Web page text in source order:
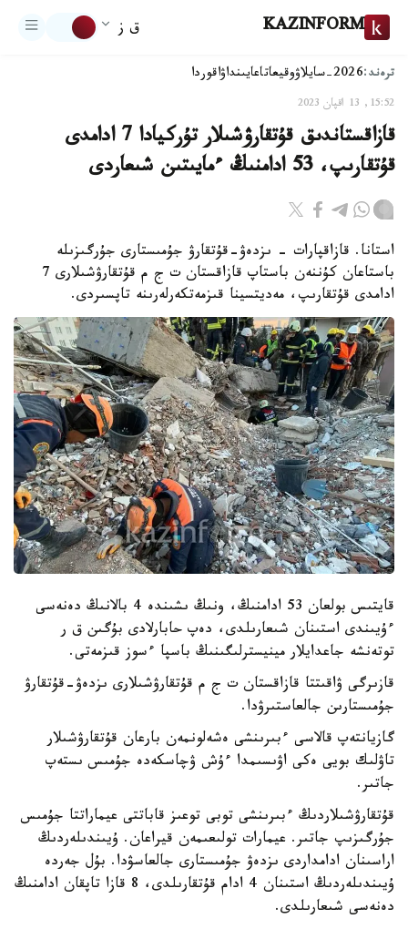
KAZINFORM ق ز
ترەند:2026-سايلاۋ وقيعاتاعايىنداۋاقوردا
15:52, 13 اقپان 2023
قازاقستاندىق قۇتقارۋشىلار تۇركيادا 7 ادامدى
قۇتقارىپ، 53 ادامنىڭ ءمايىتىن شىعاردى
استانا. قازاقپارات - ىزدەۋ-قۇتقارۋ جۇمىستارى جۇرگىزىلە
باستاعان كۇننەن باستاپ قازاقستان ت ج م قۇتقارۋشىلارى 7
ادامدى قۇتقارىپ، مەديتسينا قىزمەتكەرلەرىنە تاپسىردى.
قايتىس بولعان 53 ادامنىڭ، ونىڭ ىشىندە 4 بالانىڭ دەنەسى
ءۇيىندى استىنان شىعارىلدى، دەپ حابارلادى بۇگىن ق ر
توتەنشە جاعدايلار مينيسترلىگىنىڭ باسپا ءسوز قىزمەتى.
قازىرگى ۋاقىتتا قازاقستان ت ج م قۇتقارۋشىلارى ىزدەۋ-قۇتقارۋ
جۇمىستارىن جالعاستىرۋدا.
گازيانتەپ قالاسى ءبىرىنشى ەشەلونمەن بارعان قۇتقارۋشىلار
تاۋلىك بويى ەكى اۋىسىمدا ءۇش ۋچاسكەدە جۇمىس ىستەپ
جاتىر.
قۇتقارۋشىلاردىڭ ءبىرىنشى توبى توعىز قاباتتى عيماراتتا جۇمىس
جۇرگىزىپ جاتىر. عيمارات تولىعىمەن قيراعان. ۇيىندىلەردىڭ
اراسىنان ادامداردى ىزدەۋ جۇمىستارى جالعاسۋدا. بۇل جەردە
ۇيىندىلەردىڭ استىنان 4 ادام قۇتقارىلدى، 8 قازا تاپقان ادامنىڭ
دەنەسى شىعارىلدى.